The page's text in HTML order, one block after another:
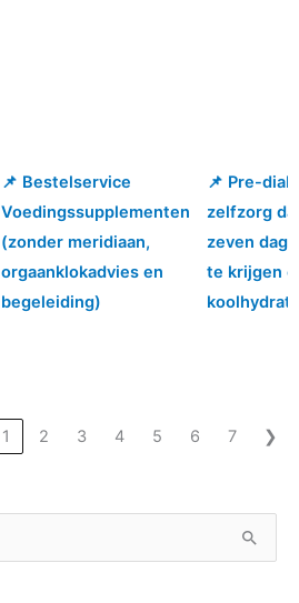
📌 Bestelservice
Voedingssupplementen
(zonder meridiaan,
orgaanklokadvies en
begeleiding)
📌 Pre-
zelfzorg
zeven
te krijgen
📌 Bestelservice
Voedingssupplementen
(zonder meridiaan,
orgaanklokadvies en
begeleiding)
📌 Pre-
zelfzorg
zeven
te krijgen
1 2 3 4 5 6 7 ❯